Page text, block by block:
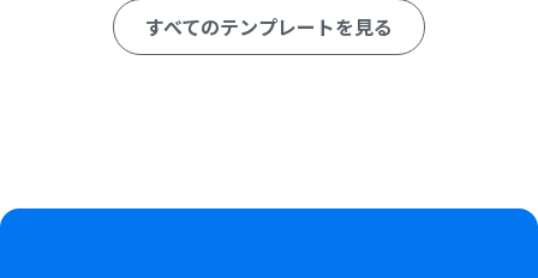
Gmailでのメール送信アクションでは、通知先のメールア
すべてのテンプレートを見る